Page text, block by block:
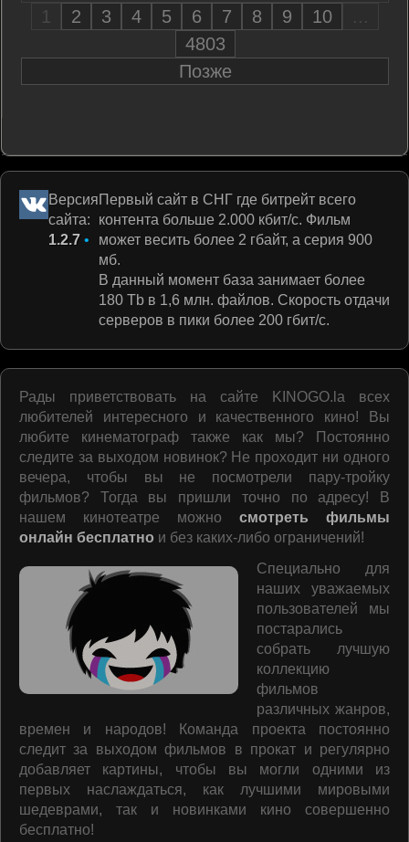
1
2 3 4 5 6 7 8 9 10
...
4803
Позже
Версия
сайта:
1.2.7 •
Первый сайт в СНГ где битрейт всего
контента больше 2.000 кбит/c. Фильм
может весить более 2 гбайт, а серия 900
мб.
В данный момент база занимает более
180 Tb в 1,6 млн. файлов. Скорость отдачи
серверов в пики более 200 гбит/c.
Рады приветствовать на сайте KINOGO.la всех
любителей интересного и качественного кино! Вы
любите кинематограф также как мы? Постоянно
следите за выходом новинок? Не проходит ни одного
вечера, чтобы вы не посмотрели пару-тройку
фильмов? Тогда вы пришли точно по адресу! В
нашем кинотеатре можно смотреть фильмы
онлайн бесплатно и без каких-либо ограничений!
Специально для
наших уважаемых
пользователей мы
постарались
собрать лучшую
коллекцию
фильмов
различных жанров,
времен и народов! Команда проекта постоянно
следит за выходом фильмов в прокат и регулярно
добавляет картины, чтобы вы могли одними из
первых наслаждаться, как лучшими мировыми
шедеврами, так и новинками кино совершенно
бесплатно!